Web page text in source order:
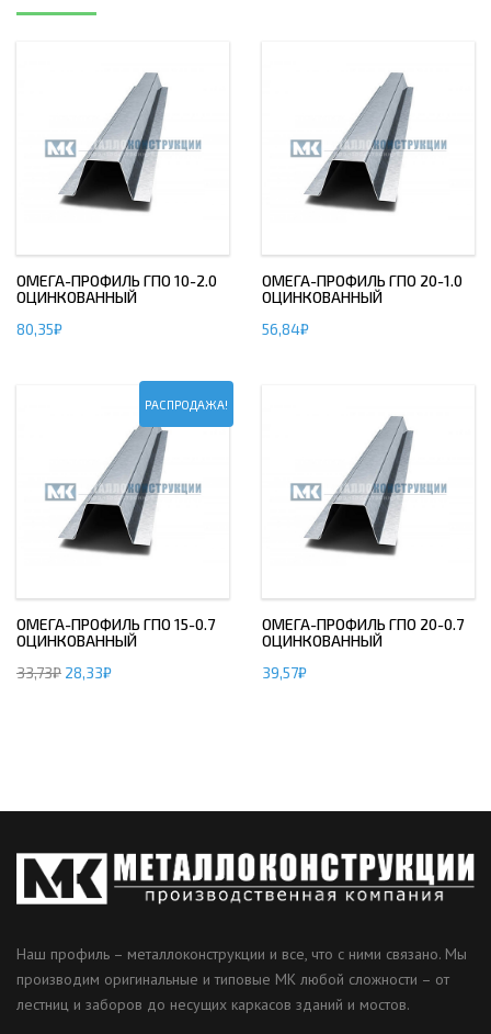
ОМЕГА-ПРОФИЛЬ ГПО 10-2.0
ОЦИНКОВАННЫЙ
80,35₽
ОМЕГА-ПРОФИЛЬ ГПО 20-1.0
ОЦИНКОВАННЫЙ
56,84₽
РАСПРОДАЖА!
ОМЕГА-ПРОФИЛЬ ГПО 15-0.7
ОЦИНКОВАННЫЙ
33,73₽ 28,33₽
ОМЕГА-ПРОФИЛЬ ГПО 20-0.7
ОЦИНКОВАННЫЙ
39,57₽
Наш профиль – металлоконструкции и все, что с ними связано. Мы
производим оригинальные и типовые МК любой сложности – от
лестниц и заборов до несущих каркасов зданий и мостов.